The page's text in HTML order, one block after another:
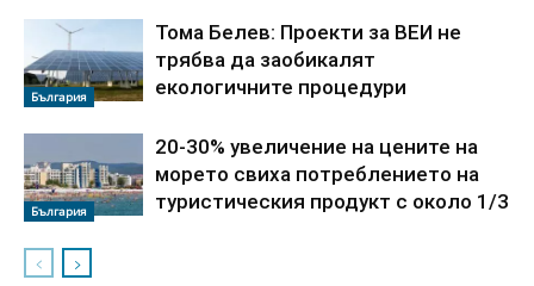
България
Тома Белев: Проекти за ВЕИ не
трябва да заобикалят
екологичните процедури
България
20-30% увеличение на цените на
морето свиха потреблението на
туристическия продукт с около 1/3